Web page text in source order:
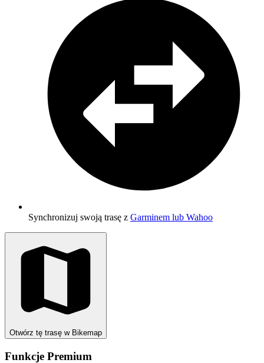
Synchronizuj swoją trasę z Garminem lub Wahoo
Otwórz tę trasę w Bikemap
Funkcje Premium